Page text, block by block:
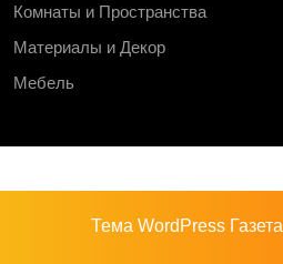
Комнаты и Пространства
Материалы и Декор
Мебель
Тема WordPress Газета